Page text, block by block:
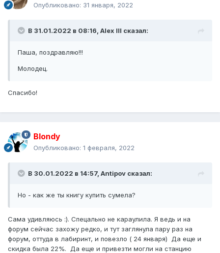
Опубликовано: 31 января, 2022
В 31.01.2022 в 08:16, Alex IlI сказал:
Паша, поздравляю!!!
Молодец.
Спасибо!
Blondy
Опубликовано: 1 февраля, 2022
В 30.01.2022 в 14:57, Antipov сказал:
Но - как же ты книгу купить сумела?
Сама удивляюсь :). Спецально не караулила. Я ведь и на
форум сейчас захожу редко, и тут заглянула пару раз на
форум, оттуда в лабиринт, и повезло ( 24 января) Да еще и
скидка была 22%. Да еще и привезти могли на станцию